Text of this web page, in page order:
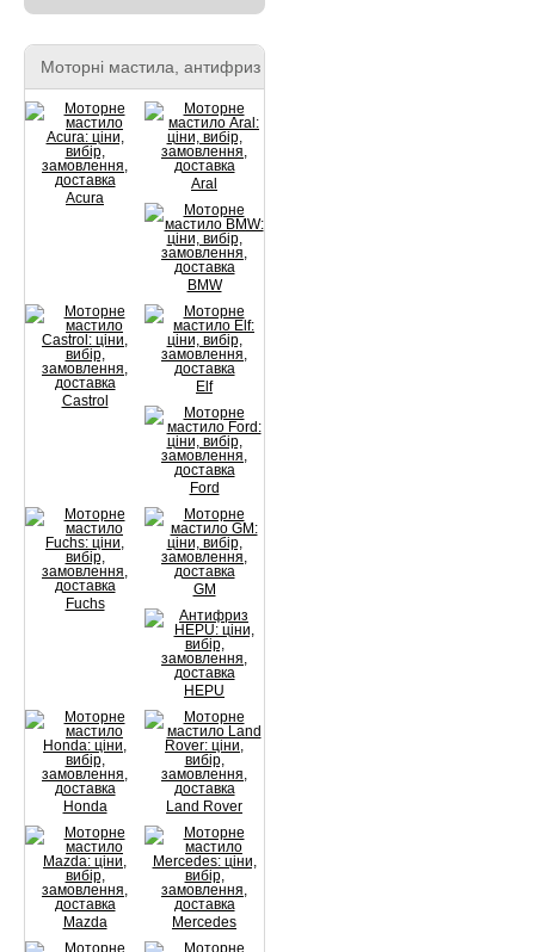
Моторні мастила, антифриз
Acura
Aral
BMW
Castrol
Elf
Ford
Fuchs
GM
HEPU
Honda Land Rover
Mazda Mercedes